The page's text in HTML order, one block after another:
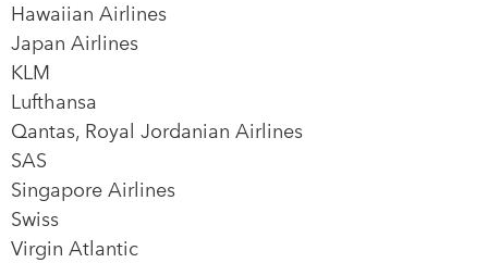
Hawaiian Airlines
Japan Airlines
KLM
Lufthansa
Qantas, Royal Jordanian Airlines
SAS
Singapore Airlines
Swiss
Virgin Atlantic